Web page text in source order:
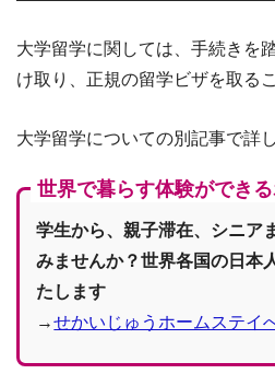
大学留学に関しては、手続きを
け取り、正規の留学ビザを取る
大学留学についての別記事で詳
世界で暮らす体験ができ
学生から、親子滞在、シニア
みませんか？世界各国の日本
たします
→せかいじゅうホームステイ